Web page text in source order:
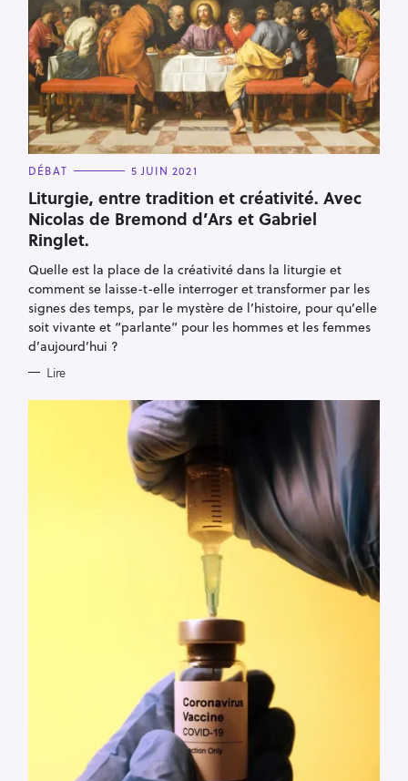
C
T
E
G
O
R
E
S
DÉBAT 5 JUIN 2021
Liturgie, entre tradition et créativité. Avec
Nicolas de Bremond d’Ars et Gabriel
Ringlet.
Quelle est la place de la créativité dans la liturgie et
comment se laisse-t-elle interroger et transformer par les
signes des temps, par le mystère de l’histoire, pour qu’elle
soit vivante et “parlante” pour les hommes et les femmes
d’aujourd’hui ?
Lire